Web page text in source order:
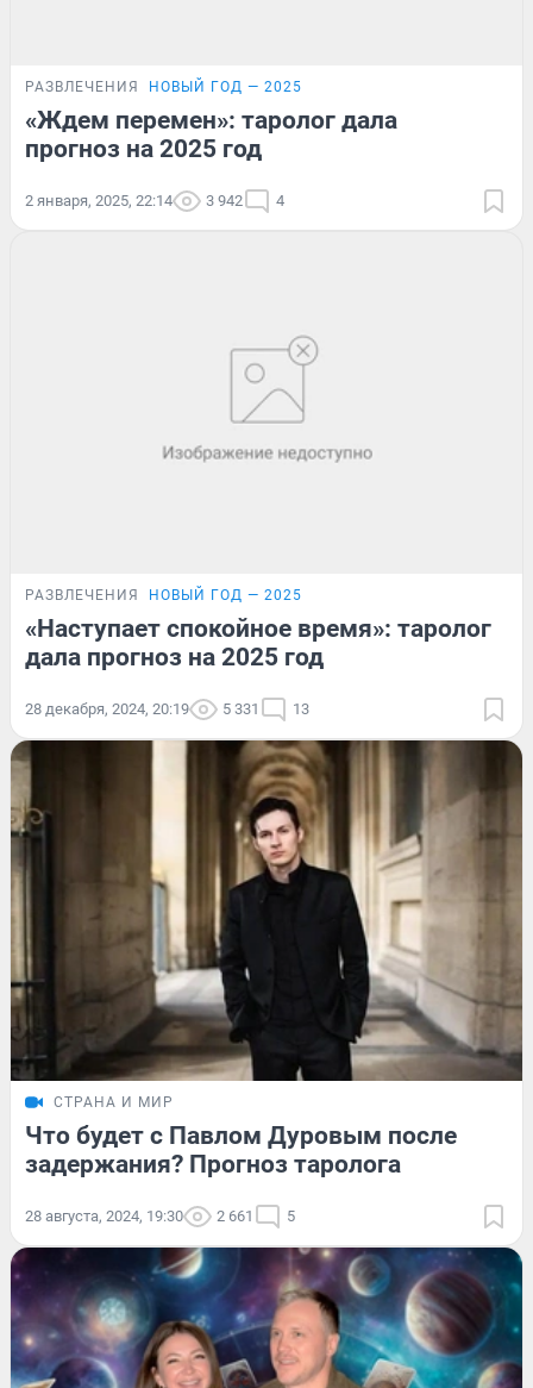
РАЗВЛЕЧЕНИЯ НОВЫЙ ГОД — 2025
«Ждем перемен»: таролог дала
прогноз на 2025 год
2 января, 2025, 22:14 3 942 4
РАЗВЛЕЧЕНИЯ НОВЫЙ ГОД — 2025
«Наступает спокойное время»: таролог
дала прогноз на 2025 год
28 декабря, 2024, 20:19 5 331 13
СТРАНА И МИР
Что будет с Павлом Дуровым после
задержания? Прогноз таролога
28 августа, 2024, 19:30 2 661 5